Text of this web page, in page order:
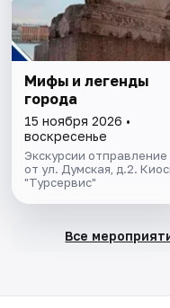
Мифы и легенды
города
15 ноября 2026 •
воскресенье
Экскурсии отправление
от ул. Думская, д.2.
"Турсервис"
Все